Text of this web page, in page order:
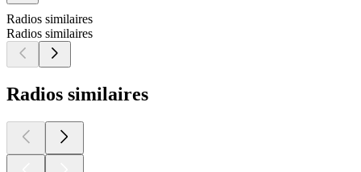
Radios similaires
Radios similaires
Radios similaires